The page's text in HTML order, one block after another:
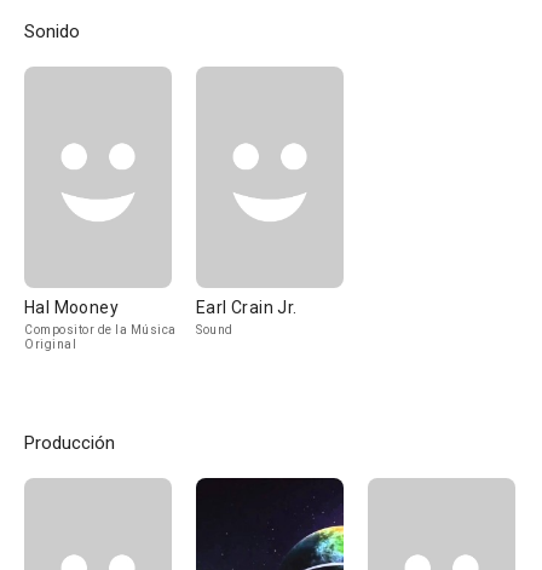
Sonido
Hal Mooney
Compositor de la Música
Original
Earl Crain Jr.
Sound
Producción